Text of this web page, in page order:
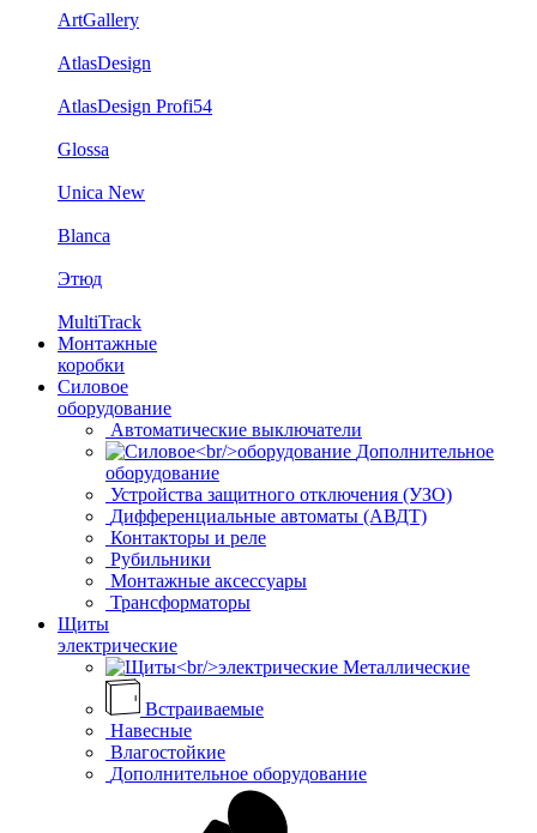
ArtGallery
AtlasDesign
AtlasDesign Profi54
Glossa
Unica New
Blanca
Этюд
MultiTrack
Монтажные
коробки
Силовое
оборудование
Автоматические выключатели
Дополнительное
оборудование
Устройства защитного отключения (УЗО)
Дифференциальные автоматы (АВДТ)
Контакторы и реле
Рубильники
Монтажные аксессуары
Трансформаторы
Щиты
электрические
Металлические
Встраиваемые
Навесные
Влагостойкие
Дополнительное оборудование